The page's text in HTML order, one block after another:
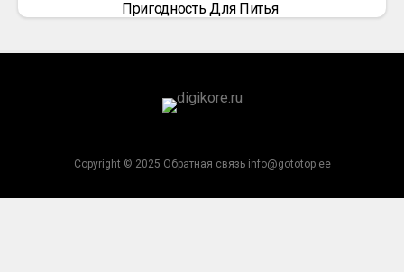
Пригодность Для Питья
Copyright © 2025 Обратная связь info@gototop.ee